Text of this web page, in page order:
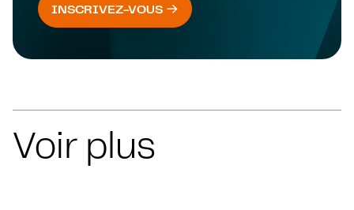
INSCRIVEZ-VOUS
Voir plus